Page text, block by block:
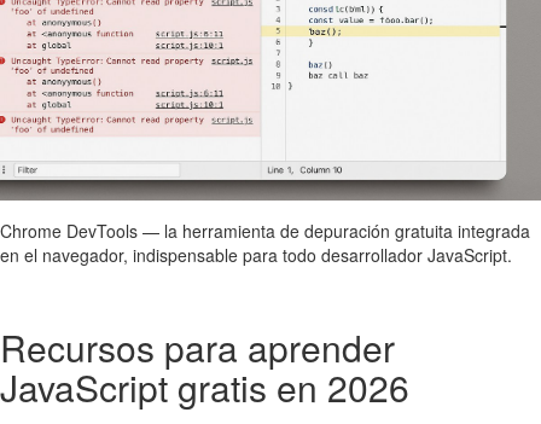
Chrome DevTools — la herramienta de depuración gratuita integrada
en el navegador, indispensable para todo desarrollador JavaScript.
Recursos para aprender
JavaScript gratis en 2026